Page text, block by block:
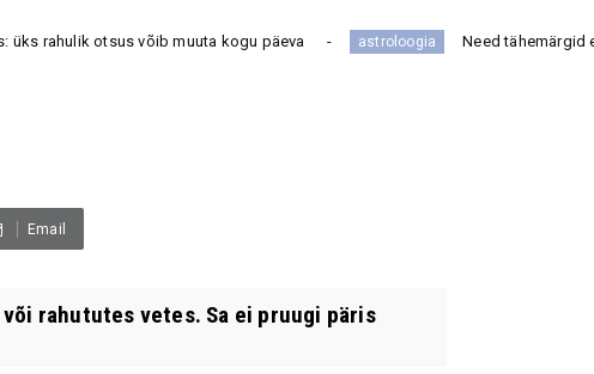
võib muuta kogu päeva astroloogia Need tähemärgid ei taha
Email
rahututes vetes. Sa ei pruugi päris